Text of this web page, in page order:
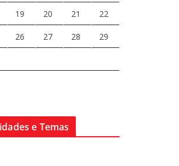
19 20 21 22
26 27 28 29
e Temas